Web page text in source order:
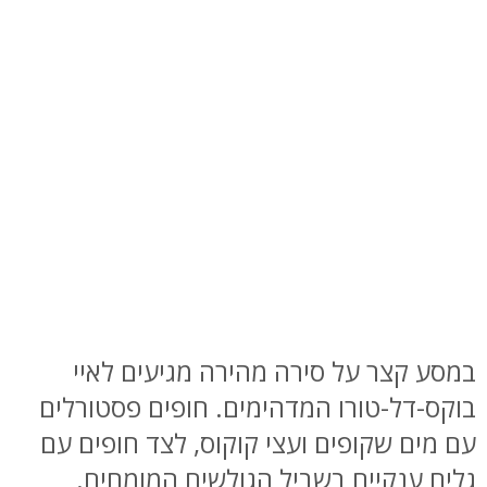
במסע קצר על סירה מהירה מגיעים לאיי
בוקס-דל-טורו המדהימים. חופים פסטורלים
עם מים שקופים ועצי קוקוס, לצד חופים עם
גלים ענקיים בשביל הגולשים המומחים.